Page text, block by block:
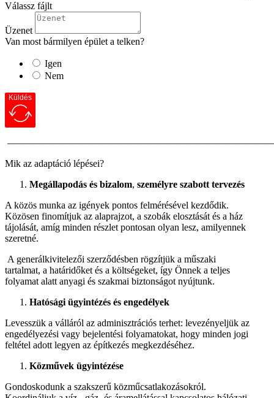
Válassz fájlt
Üzenet
Van most bármilyen épület a telken?
Igen
Nem
Küldés
Mik az adaptáció lépései?
Megállapodás és bizalom, személyre szabott tervezés
A közös munka az igények pontos felmérésével kezdődik.
Közösen finomítjuk az alaprajzot, a szobák elosztását és a ház
tájolását, amíg minden részlet pontosan olyan lesz, amilyennek
szeretné.
A generálkivitelezői szerződésben rögzítjük a műszaki
tartalmat, a határidőket és a költségeket, így Önnek a teljes
folyamat alatt anyagi és szakmai biztonságot nyújtunk.
Hatósági ügyintézés és engedélyek
Levesszük a válláról az adminisztrációs terhet: levezényeljük az
engedélyezési vagy bejelentési folyamatokat, hogy minden jogi
feltétel adott legyen az építkezés megkezdéséhez.
Közművek ügyintézése
Gondoskodunk a szakszerű közműcsatlakozásokról.